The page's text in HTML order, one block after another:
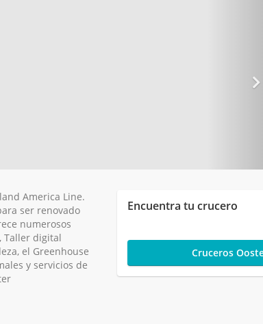
America Line.
ser renovado
numerosos
Taller digital
el Greenhouse
y servicios de
Encuentra tu crucero
Cruceros